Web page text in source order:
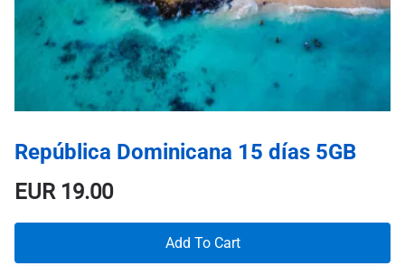
República Dominicana 15 días 5GB
EUR19.00
Add To Cart